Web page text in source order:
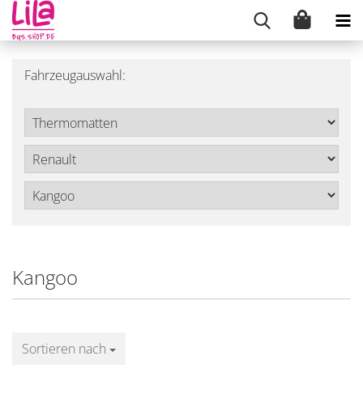
Fahrzeugauswahl:
Kangoo
Sortieren nach
Sortieren nach